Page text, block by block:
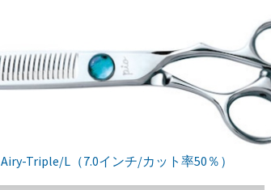
Airy-Triple/L（7.0インチ/カット率50％）